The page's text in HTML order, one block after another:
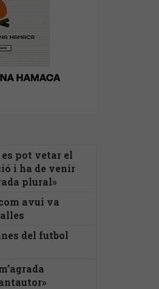
pot vetar el
i ha de venir
plural»
avui va
del futbol